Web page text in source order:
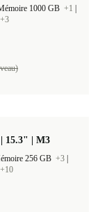
1000 GB +1
+3
15.3" | M3
256 GB +3
+10